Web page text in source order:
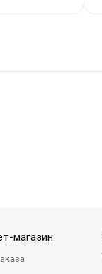
магазин